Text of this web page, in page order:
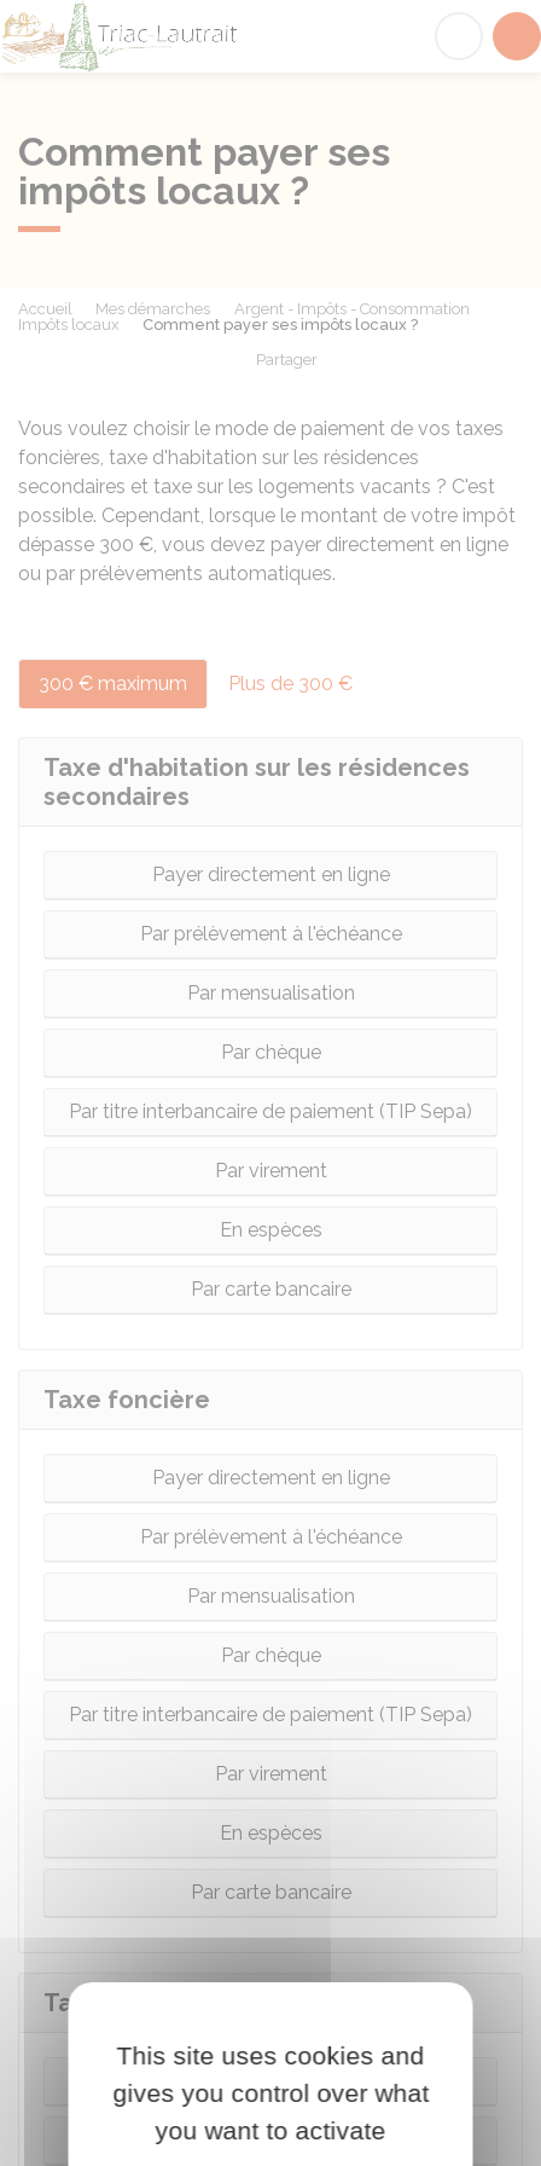
Comment payer ses
impôts locaux ?
Accueil Mes démarches
Argent - Impôts - Consommation
Impôts locaux
Comment payer ses impôts locaux ?
Partager
Vous voulez choisir le mode de paiement de vos taxes
foncières, taxe d'habitation sur les résidences
secondaires et taxe sur les logements vacants ? C'est
possible. Cependant, lorsque le montant de votre impôt
dépasse 300 €, vous devez payer directement en ligne
ou par prélèvements automatiques.
300 € maximum Plus de 300 €
Taxe d'habitation sur les résidences
secondaires
Payer directement en ligne
Par prélèvement à l'échéance
Par mensualisation
Par chèque
Par titre interbancaire de paiement (TIP Sepa)
Par virement
En espèces
Par carte bancaire
Taxe foncière
Payer directement en ligne
Par prélèvement à l'échéance
Par mensualisation
Par chèque
Par titre interbancaire de paiement (TIP Sepa)
Par virement
En espèces
Par carte bancaire
Taxes sur les logements vacants
Payer directement en ligne
Par chèque
This site uses cookies and
gives you control over what
you want to activate